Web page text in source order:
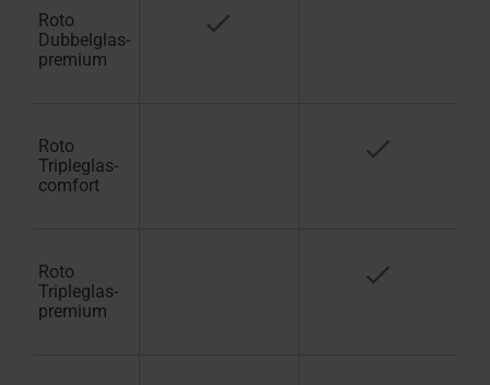
Roto
Dubbelglas-
premium
Roto
Tripleglas-
comfort
Roto
Tripleglas-
premium